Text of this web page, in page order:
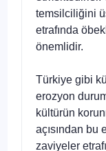
temsilciliğini
etrafında
önemlidir.
Türkiye gibi
erozyon
kültürün
açısından bu
zaviyeler